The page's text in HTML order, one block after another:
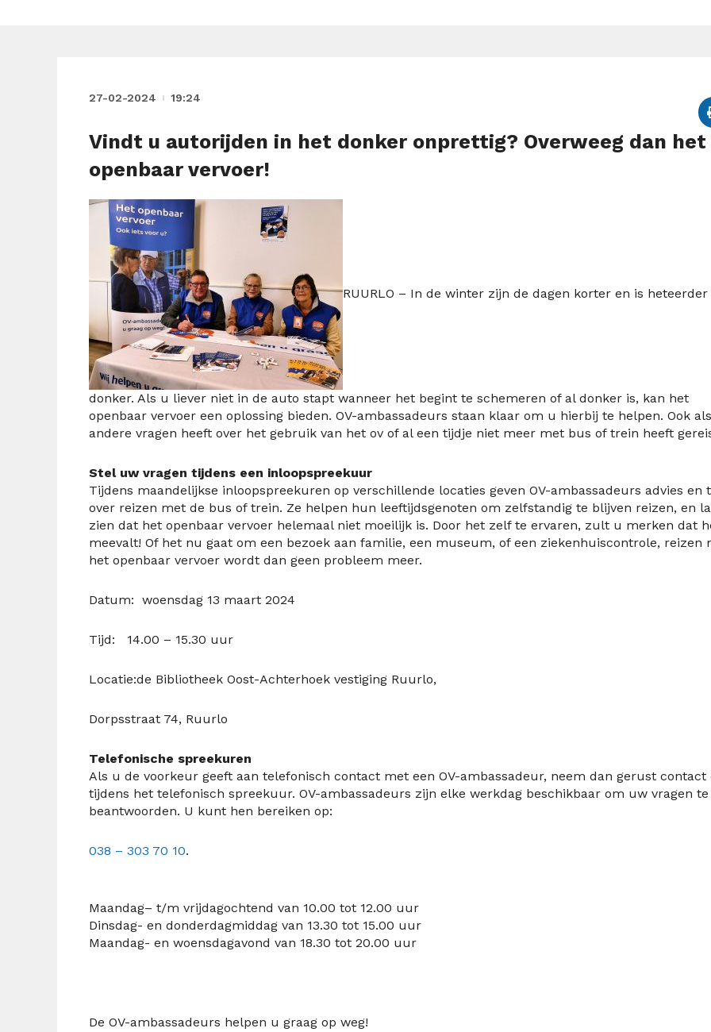
27-02-2024 19:24
Vindt u autorijden in het donker onprettig? Overweeg dan het
openbaar vervoer!
RUURLO – In de winter zijn de dagen korter en is heteerder
donker. Als u liever niet in de auto stapt wanneer het begint te schemeren of al donker is, kan het
openbaar vervoer een oplossing bieden. OV-ambassadeurs staan klaar om u hierbij te helpen. Ook
andere vragen heeft over het gebruik van het ov ofal een tijdje niet meer met bus of trein heeft
Stel uw vragen tijdens een inloopspreekuur
Tijdens maandelijkse inloopspreekuren op verschillende locaties geven OV-ambassadeurs advies en
over reizen met de bus of trein. Ze helpen hun leeftijdsgenoten om zelfstandig te blijven reizen, en
zien dat het openbaar vervoer helemaal niet moeilijk is. Door het zelf te ervaren, zult u merken dat
meevalt! Of het nu gaat om een bezoek aan familie, een museum, of een ziekenhuiscontrole, reizen
het openbaar vervoer wordt dan geen probleem meer.
Datum: woensdag 13 maart 2024
Tijd: 14.00 – 15.30 uur
Locatie:de Bibliotheek Oost-Achterhoek vestiging Ruurlo,
Dorpsstraat 74, Ruurlo
Telefonische spreekuren
Als u de voorkeur geeft aan telefonisch contact met een OV-ambassadeur, neem dan gerust contact
tijdens het telefonisch spreekuur. OV-ambassadeurs zijn elke werkdag beschikbaar om uw vragen te
beantwoorden. U kunt hen bereiken op:
038 – 303 70 10.
Maandag– t/m vrijdagochtend van 10.00 tot 12.00 uur
Dinsdag- en donderdagmiddag van 13.30 tot 15.00 uur
Maandag- en woensdagavond van 18.30 tot 20.00 uur
De OV-ambassadeurs helpen u graag op weg!